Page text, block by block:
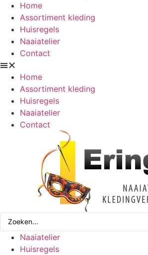
Home
Assortiment kleding
Huisregels
Naaiatelier
Contact
Home
Assortiment kleding
Huisregels
Naaiatelier
Contact
Search
Naaiatelier
Huisregels